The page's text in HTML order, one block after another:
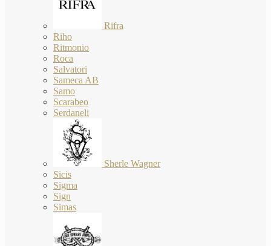
Rifra
Riho
Ritmonio
Roca
Salvatori
Sameca AB
Samo
Scarabeo
Serdaneli
Sherle Wagner
Sicis
Sigma
Sign
Simas